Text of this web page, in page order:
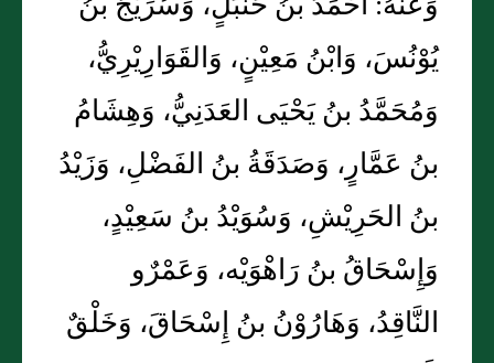
يُوْنُسَ، وَابْنُ مَعِيْنٍ، وَالقَوَارِيْرِيُّ،
وَمُحَمَّدُ بنُ يَحْيَى العَدَنِيُّ، وَهِشَامُ
بنُ عَمَّارٍ، وَصَدَقَةُ بنُ الفَضْلِ، وَزَيْدُ
بنُ الحَرِيْشِ، وَسُوَيْدُ بنُ سَعِيْدٍ،
وَإِسْحَاقُ بنُ رَاهْوَيْه، وَعَمْرٌو
النَّاقِدُ، وَهَارُوْنُ بنُ إِسْحَاقَ، وَخَلْقٌ